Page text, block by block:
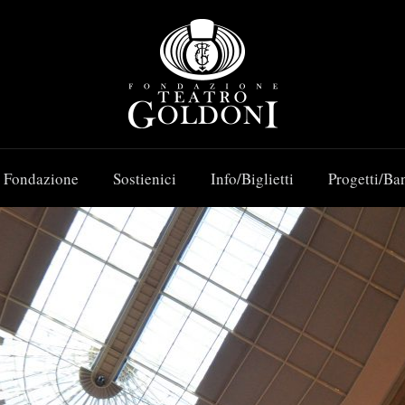
Sostienici Info/Biglietti Progetti/